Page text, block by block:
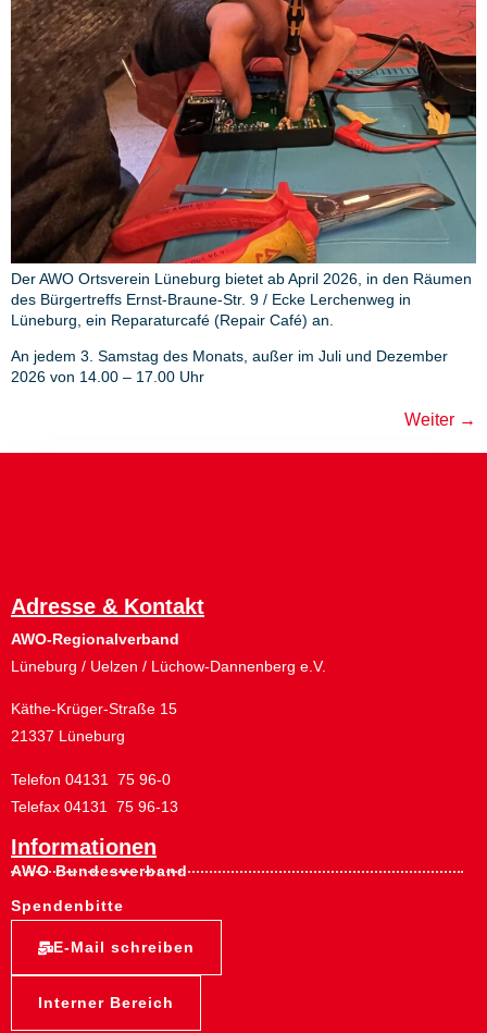
Der AWO Ortsverein Lüneburg bietet ab April 2026, in den Räumen
des Bürgertreffs Ernst-Braune-Str. 9 / Ecke Lerchenweg in
Lüneburg, ein Reparaturcafé (Repair Café) an.
An jedem 3. Samstag des Monats, außer im Juli und Dezember
2026 von 14.00 – 17.00 Uhr
Weiter →
Adresse & Kontakt
AWO-Regionalverband
Lüneburg / Uelzen / Lüchow-Dannenberg e.V.
Käthe-Krüger-Straße 15
21337 Lüneburg
Telefon 04131 75 96-0
Telefax 04131 75 96-13
Informationen
AWO Bundesverband
Spendenbitte
E-Mail schreiben
Interner Bereich